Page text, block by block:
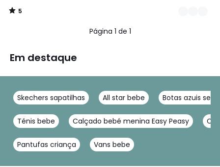
5
/
Página 1 de 1
Em destaque
Skechers sapatilhas All star bebe Botas azuis
Ténis bebe Calçado bebé menina Easy Peasy
Pantufas criança Vans bebe